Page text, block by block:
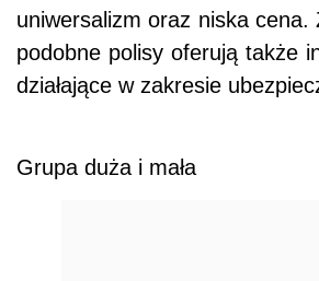
uniwersalizm oraz niska cena.
podobne polisy oferują także
działające w zakresie
Grupa duża i mała